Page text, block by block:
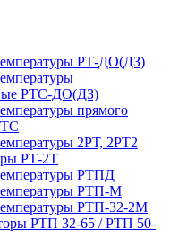
РТ-ДО(ДЗ)
РТС-ДО(ДЗ)
прямого
ТС
2РТ, 2РT2
РТ-2Т
РТПД
РТП-M
РТП-32-2М
РТП 32-65 / РТП 50-